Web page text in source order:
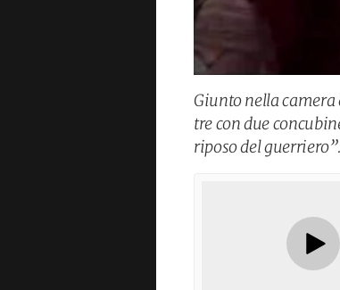
Giunto nella
tre con due
riposo del